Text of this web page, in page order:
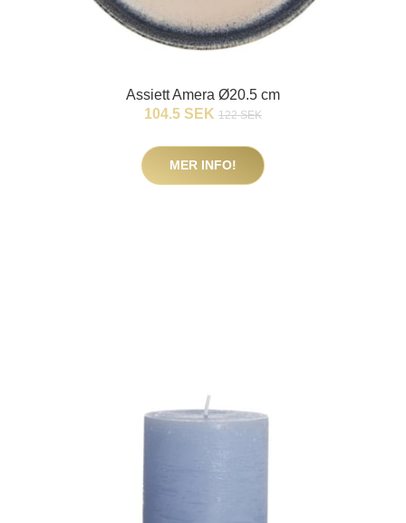
Assiett Amera Ø20.5 cm
104.5 SEK 122 SEK
MER INFO!